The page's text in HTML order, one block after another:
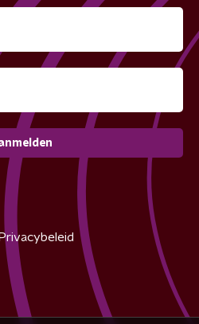
Privacybeleid